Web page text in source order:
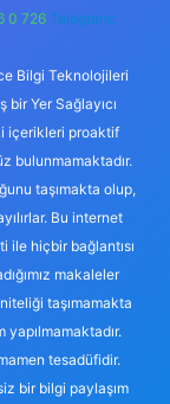
0 726 Telegram:
Bilgi Teknolojileri
bir Yer Sağlayıcı
içerikleri proaktif
bulunmamaktadır.
taşımakta olup,
Bu internet
ile hiçbir bağlantısı
makaleler
taşımamakta
tesadüfidir.
bir bilgi paylaşım